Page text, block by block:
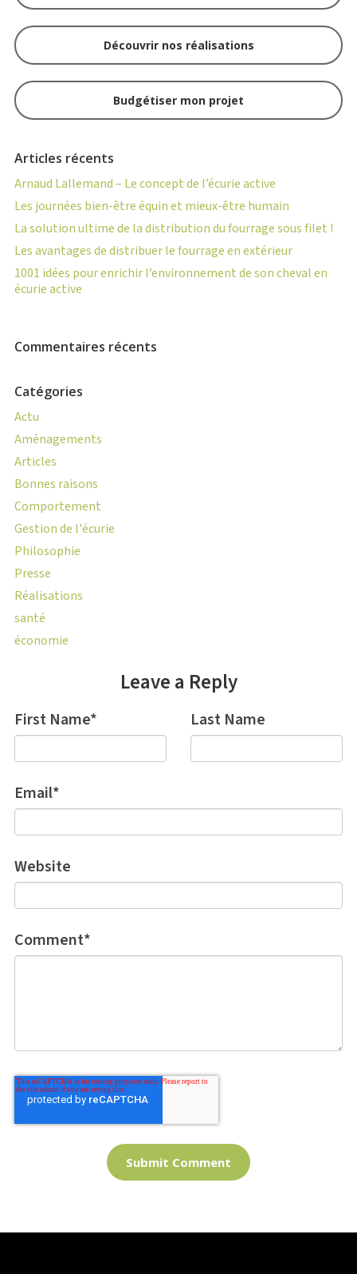
Découvrir nos réalisations
Budgétiser mon projet
Articles récents
Arnaud Lallemand – Le concept de l’écurie active
Les journées bien-être équin et mieux-être humain
La solution ultime de la distribution du fourrage sous filet !
Les avantages de distribuer le fourrage en extérieur
1001 idées pour enrichir l’environnement de son cheval en
écurie active
Commentaires récents
Catégories
Actu
Aménagements
Articles
Bonnes raisons
Comportement
Gestion de l'écurie
Philosophie
Presse
Réalisations
santé
économie
Leave a Reply
First Name* Last Name
Email*
Website
Comment*